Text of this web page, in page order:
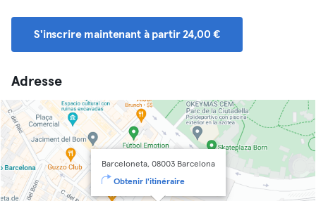
S'inscrire maintenant à partir 24,00 €
Adresse
Barceloneta, 08003 Barcelona
Obtenir l'itinéraire